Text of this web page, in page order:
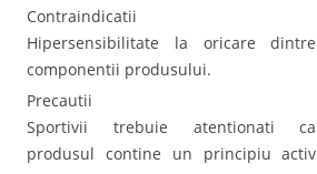
Contraindicatii
Hipersensibilitate la oricare dintre
componentii produsului.
Precautii
Sportivii trebuie atentionati ca
produsul contine un principiu activ